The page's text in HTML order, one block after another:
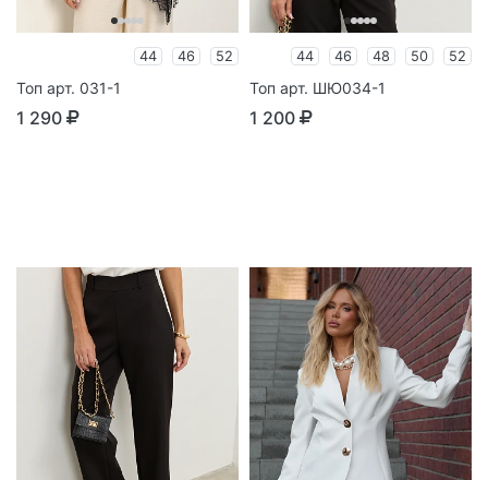
44 46 52
Топ арт. 031-1
1 290
44 46 48 50 52
Топ арт. ШЮ034-1
1 200